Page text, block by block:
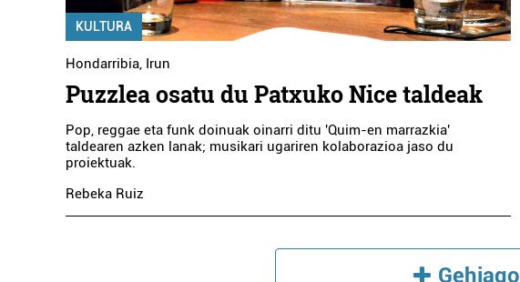
KULTURA
Hondarribia, Irun
Puzzlea osatu du Patxuko Nice taldeak
Pop, reggae eta funk doinuak oinarri ditu 'Quim-en marrazkia'
taldearen azken lanak; musikari ugariren kolaborazioa jaso du
proiektuak.
Rebeka Ruiz
Gehiago